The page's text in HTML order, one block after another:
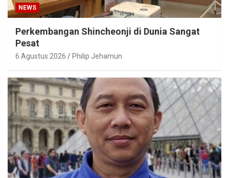
NEWS
Perkembangan Shincheonji di Dunia Sangat
Pesat
6 Agustus 2026 Philip Jehamun